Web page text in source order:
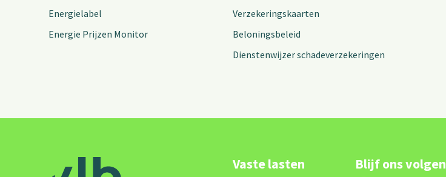
Energielabel
Energie Prijzen Monitor
Verzekeringskaarten
Beloningsbeleid
Dienstenwijzer schadeverzekeringen
Vaste lasten Blijf ons volgen